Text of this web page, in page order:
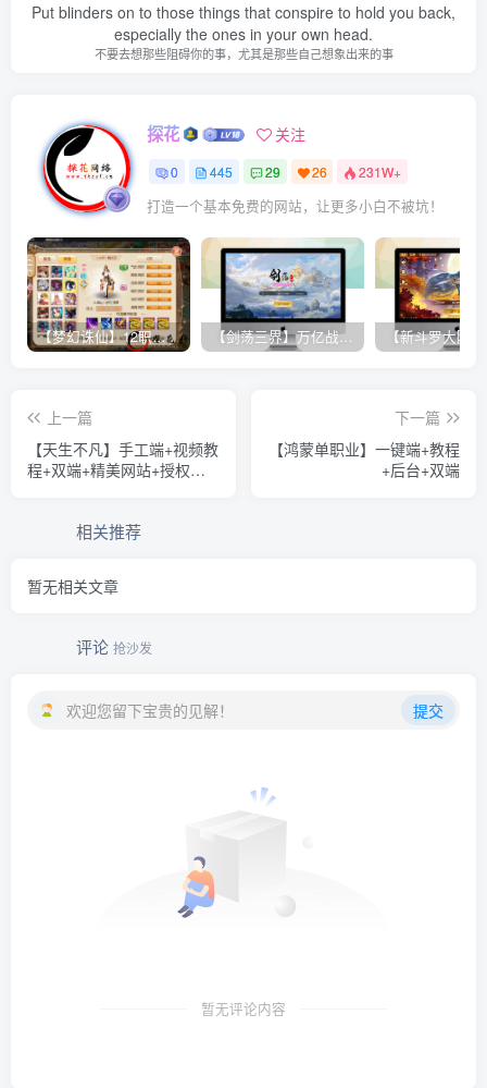
Put blinders on to those things that conspire to hold you back,
especially the ones in your own head.
不要去想那些阻碍你的事，尤其是那些自己想象出来的事
探花 关注
0 445 29 26 231W+
打造一个基本免费的网站，让更多小白不被坑！
【梦幻诛仙】12职业魔改电玩版+双端+后台+视频教程 【剑荡三界】万亿战力 win一键端+双端带教程+运营后台+授权GM后台+完美开服商业端
上一篇
【天生不凡】手工端+视频教
程+双端+精美网站+授权后
下一篇
【鸿蒙单职业】一键端+教程
+后台+双端
相关推荐
暂无相关文章
评论 抢沙发
欢迎您留下宝贵的见解！ 提交
暂无评论内容